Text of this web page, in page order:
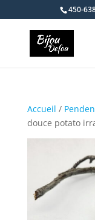
450-
Accueil /
douce potato